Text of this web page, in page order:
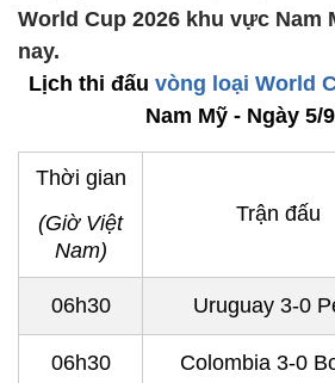
World Cup 2026 khu vực Nam
nay.
Lịch thi đấu vòng loại World
Nam Mỹ - Ngày 5/
Thời gian
(Giờ Việt
Nam)
Trận đấu
06h30 Uruguay 3-0
06h30 Colombia 3-0